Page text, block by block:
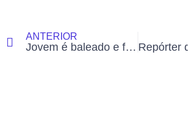
ANTERIOR
Jovem é baleado e fica em estado grave no bairro Canaã, em Rio Branco